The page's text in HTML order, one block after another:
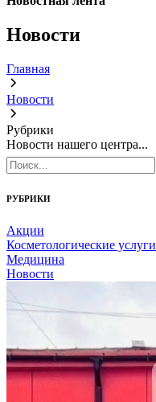
Новости
Главная
Новости
Рубрики
Новости нашего центра...
РУБРИКИ
Акции
Косметологические услуги
Медицина
Новости